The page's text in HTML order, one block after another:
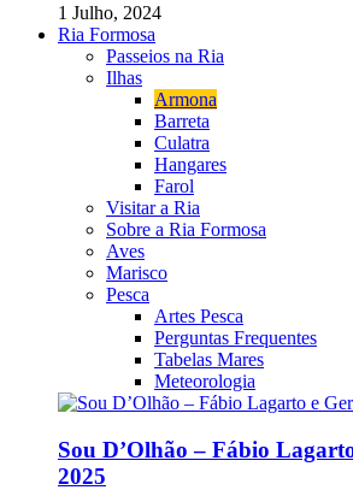
1 Julho, 2024
Ria Formosa
Passeios na Ria
Ilhas
Armona
Barreta
Culatra
Hangares
Farol
Visitar a Ria
Sobre a Ria Formosa
Aves
Marisco
Pesca
Artes Pesca
Perguntas Frequentes
Tabelas Mares
Meteorologia
Sou D’Olhão – Fábio
2025